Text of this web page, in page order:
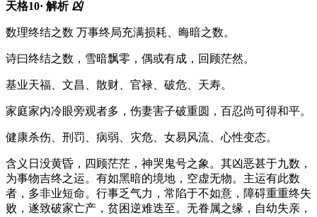
天格10· 解析 凶
数理终结之数 万事终局充满损耗、晦暗之数。
诗曰终结之数，雪暗飘零，偶或有成，回顾茫然。
基业天福、文昌、散财、官禄、破危、天寿。
家庭家内冷眼旁观者多，伤妻害子破重圆，百忍尚可得和平。
健康杀伤、刑罚、病弱、灾危、女易风流、心性变态。
含义 日没黄昏，四顾茫茫，神哭鬼号之象。其凶恶甚于九数，
为事物吉终之运。有如黑暗的境地，空虚无物。主运有此数
者，多非业短命。行事乏气力，常陷于不如意，障碍重重终失
败，遂致破家亡产，贫困逆难迭至。无眷属之缘，自幼失亲，